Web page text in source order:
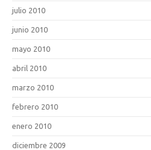
julio 2010
junio 2010
mayo 2010
abril 2010
marzo 2010
febrero 2010
enero 2010
diciembre 2009